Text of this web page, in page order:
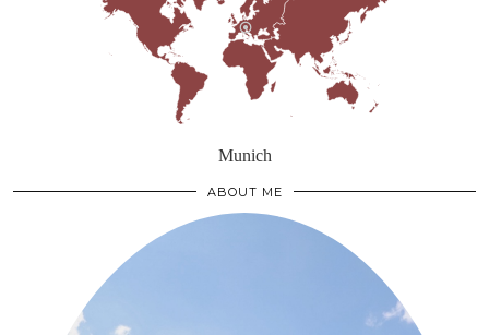
Munich
ABOUT ME